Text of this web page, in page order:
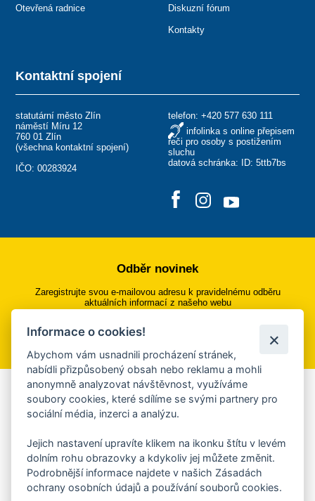
Kontaktní spojení
statutární město Zlín
náměstí Míru 12
760 01 Zlín
(všechna kontaktní spojení)
IČO: 00283924
telefon: +420 577 630 111
infolinka s online přepisem
řeči pro osoby s postižením
sluchu
datová schránka: ID: 5ttb7bs
Otevřená radnice Diskuzní fórum
Kontakty
Odběr novinek
Zaregistrujte svou e-mailovou adresu k pravidelnému odběru
aktuálních informací z našeho webu
Přihlásit se k odběru
Aplikace Mobilní rozhlas
Chcete dostávat do svého mobilu či mailu upozornění na
ankety, pozvánky na kulturní a sportovní akce?
Více informací o aplikaci
Informace o cookies!
Abychom vám usnadnili procházení stránek,
nabídli přizpůsobený obsah nebo reklamu a mohli
anonymně analyzovat návštěvnost, využíváme
soubory cookies, které sdílíme se svými partnery pro
sociální média, inzerci a analýzu.
Jejich nastavení upravíte klikem na ikonku štítu v levém
dolním rohu obrazovky a kdykoliv jej můžete změnit.
Podrobnější informace najdete v našich Zásadách
ochrany osobních údajů a používání souborů cookies.